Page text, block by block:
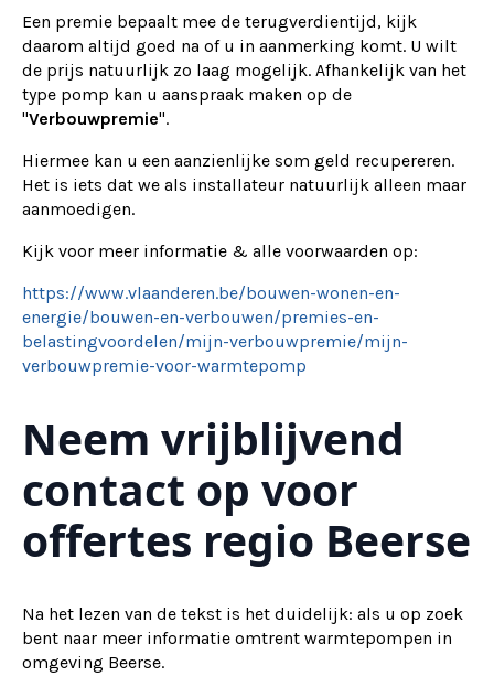
Een premie bepaalt mee de terugverdientijd, kijk
daarom altijd goed na of u in aanmerking komt. U wilt
de prijs natuurlijk zo laag mogelijk. Afhankelijk van het
type pomp kan u aanspraak maken op de
"Verbouwpremie".
Hiermee kan u een aanzienlijke som geld recupereren.
Het is iets dat we als installateur natuurlijk alleen maar
aanmoedigen.
Kijk voor meer informatie & alle voorwaarden op:
https://www.vlaanderen.be/bouwen-wonen-en-
energie/bouwen-en-verbouwen/premies-en-
belastingvoordelen/mijn-verbouwpremie/mijn-
verbouwpremie-voor-warmtepomp
Neem vrijblijvend
contact op voor
offertes regio Beerse
Na het lezen van de tekst is het duidelijk: als u op zoek
bent naar meer informatie omtrent warmtepompen in
omgeving Beerse.